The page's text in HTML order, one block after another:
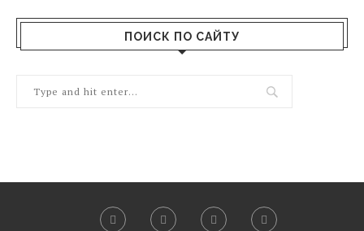
ПОИСК ПО САЙТУ